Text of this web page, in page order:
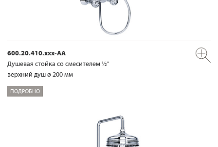
600.20.410.xxx-AA
Душевая стойка со смесителем ½"
верхний душ ø 200 мм
ПОДРОБНО